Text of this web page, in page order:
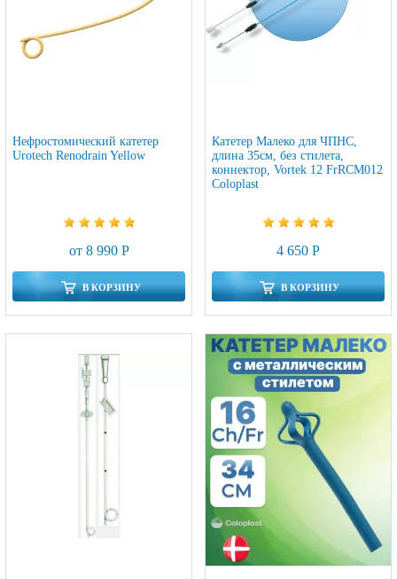
Нефростомический катетер
Urotech Renodrain Yellow
от 8 990 Р
В КОРЗИНУ
Катетер Малеко для ЧПНС,
длина 35см, без стилета,
коннектор, Vortek 12 FrRCM012
Coloplast
4 650 Р
В КОРЗИНУ